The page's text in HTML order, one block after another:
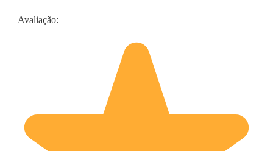
Avaliação: